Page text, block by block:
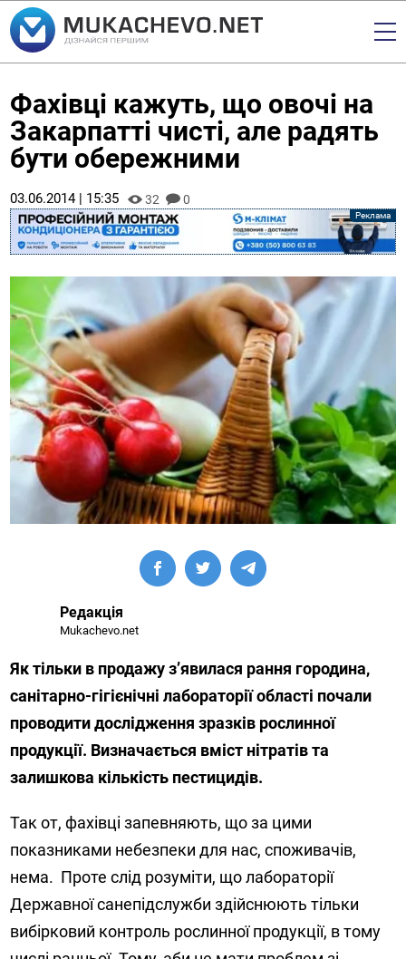
Фахівці кажуть, що овочі на
Закарпатті чисті, але радять
бути обережними
03.06.2014 | 15:35 32 0
Редакція
Mukachevo.net
Як тільки в продажу з’явилася рання городина,
санітарно-гігієнічні лабораторії області почали
проводити дослідження зразків рослинної
продукції. Визначається вміст нітратів та
залишкова кількість пестицидів.
Так от, фахівці запевняють, що за цими
показниками небезпеки для нас, споживачів,
нема. Проте слід розуміти, що лабораторії
Державної санепідслужби здійснюють тільки
вибірковий контроль рослинної продукції, в тому